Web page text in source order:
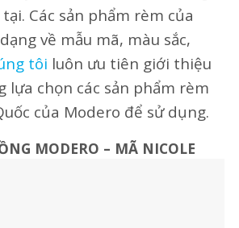
Các sản phẩm rèm của
về mẫu mã, màu sắc,
tôi luôn ưu tiên giới thiệu
lựa chọn các sản phẩm rèm
của Modero để sử dụng.
MODERO – MÃ NICOLE